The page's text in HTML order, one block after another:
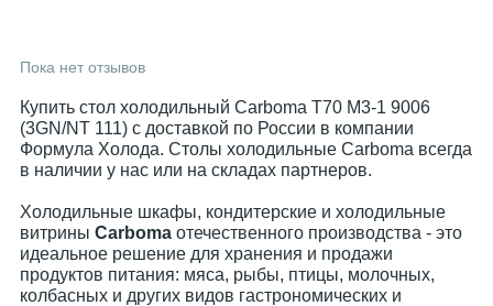
Пока нет отзывов
Купить стол холодильный Carboma T70 M3-1 9006
(3GN/NT 111) с доставкой по России в компании
Формула Холода. Столы холодильные Carboma всегда
в наличии у нас или на складах партнеров.
Холодильные шкафы, кондитерские и холодильные
витрины Carboma отечественного производства - это
идеальное решение для хранения и продажи
продуктов питания: мяса, рыбы, птицы, молочных,
колбасных и других видов гастрономических и